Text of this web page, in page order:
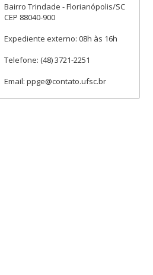
Bairro Trindade - Florianópolis/SC
CEP 88040-900
Expediente externo: 08h às 16h
Telefone: (48) 3721-2251
Email: ppge@contato.ufsc.br